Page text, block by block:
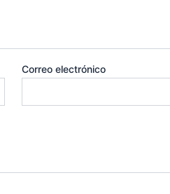
Correo electrónico